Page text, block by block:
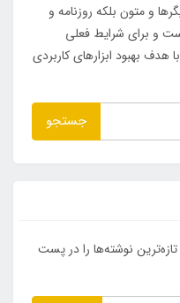
و متون بلکه روزنامه و
و برای شرایط فعلی
هدف بهبود ابزارهای کاربردی
جستجو
نوشته‌ها را در پست